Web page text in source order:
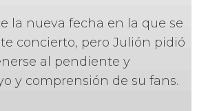
la nueva fecha en la que se
concierto, pero Julión pidió
al pendiente y
y comprensión de su fans.